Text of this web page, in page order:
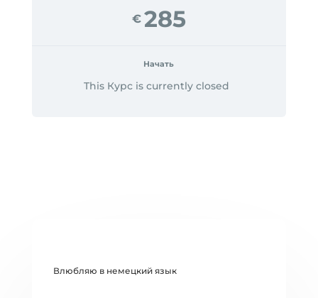
€ 285
Начать
This Курс is currently closed
Влюбляю в немецкий язык